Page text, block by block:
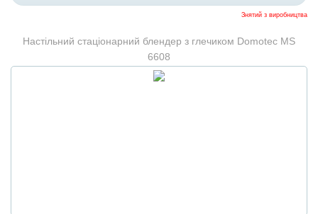
Знятий з виробництва
Настільний стаціонарний блендер з глечиком Domotec MS
6608